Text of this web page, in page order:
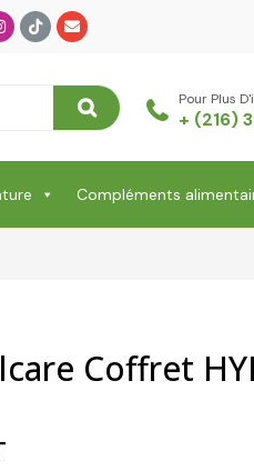
Pour Plus
+ (216)
Compléments
Coffret